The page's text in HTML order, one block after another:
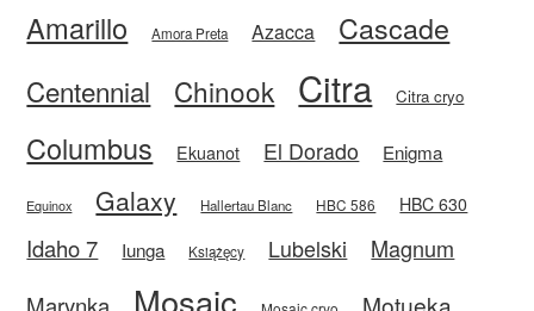
Amarillo Amora Preta Azacca Cascade
Centennial Chinook Citra Citra cryo
Columbus Ekuanot El Dorado Enigma
Equinox Galaxy Hallertau Blanc HBC 586 HBC 630
Idaho 7 Iunga Książęcy Lubelski
Magnum
Mosaic Motueka